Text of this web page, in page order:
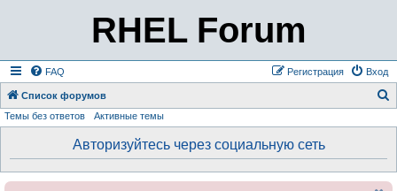
RHEL Forum
FAQ Вход
Регистрация
Список форумов
Темы без ответов Активные темы
Авторизуйтесь через социальную сеть